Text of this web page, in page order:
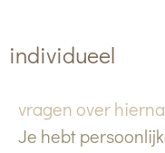
individueel
vragen over
Je hebt